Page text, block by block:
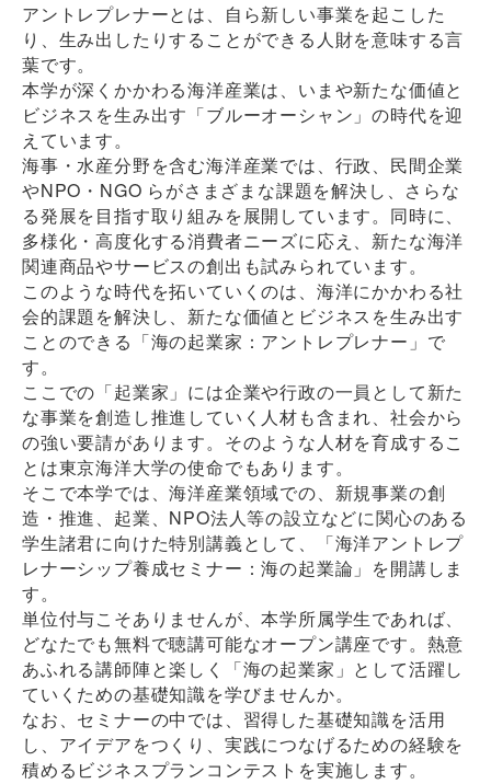
アントレプレナーとは、自ら新しい事業を起こした
り、生み出したりすることができる人財を意味する言
葉です。
本学が深くかかわる海洋産業は、いまや新たな価値と
ビジネスを生み出す「ブルーオーシャン」の時代を迎
えています。
海事・水産分野を含む海洋産業では、行政、民間企業
やNPO・NGO らがさまざまな課題を解決し、さらな
る発展を目指す取り組みを展開しています。同時に、
多様化・高度化する消費者ニーズに応え、新たな海洋
関連商品やサービスの創出も試みられています。
このような時代を拓いていくのは、海洋にかかわる社
会的課題を解決し、新たな価値とビジネスを生み出す
ことのできる「海の起業家：アントレプレナー」で
す。
ここでの「起業家」には企業や行政の一員として新た
な事業を創造し推進していく人材も含まれ、社会から
の強い要請があります。そのような人材を育成するこ
とは東京海洋大学の使命でもあります。
そこで本学では、海洋産業領域での、新規事業の創
造・推進、起業、NPO法人等の設立などに関心のある
学生諸君に向けた特別講義として、「海洋アントレプ
レナーシップ養成セミナー：海の起業論」を開講しま
す。
単位付与こそありませんが、本学所属学生であれば、
どなたでも無料で聴講可能なオープン講座です。熱意
あふれる講師陣と楽しく「海の起業家」として活躍し
ていくための基礎知識を学びませんか。
なお、セミナーの中では、習得した基礎知識を活用
し、アイデアをつくり、実践につなげるための経験を
積めるビジネスプランコンテストを実施します。